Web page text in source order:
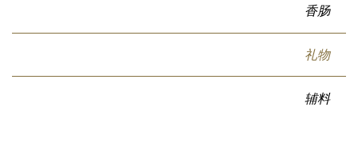
香肠
礼物
辅料